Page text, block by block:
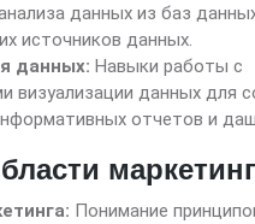
данных из баз
источников данных.
данных: Навыки работы с
визуализации данных для
отчетов и
Понимание